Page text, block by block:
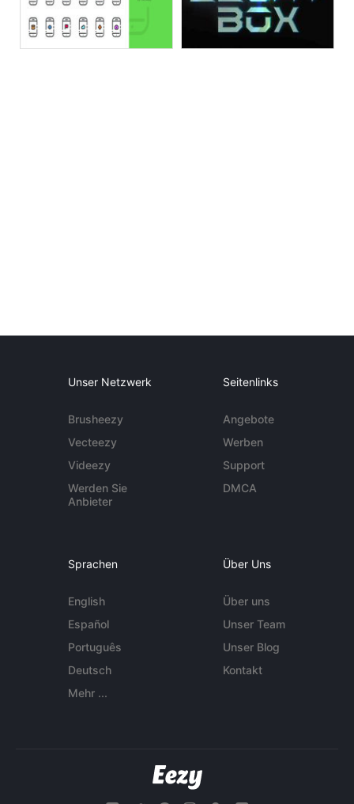
Unser Netzwerk
Brusheezy
Vecteezy
Videezy
Werden Sie
Anbieter
Seitenlinks
Angebote
Werben
Support
DMCA
Sprachen
English
Español
Português
Deutsch
Mehr ...
Über Uns
Über uns
Unser Team
Unser Blog
Kontakt